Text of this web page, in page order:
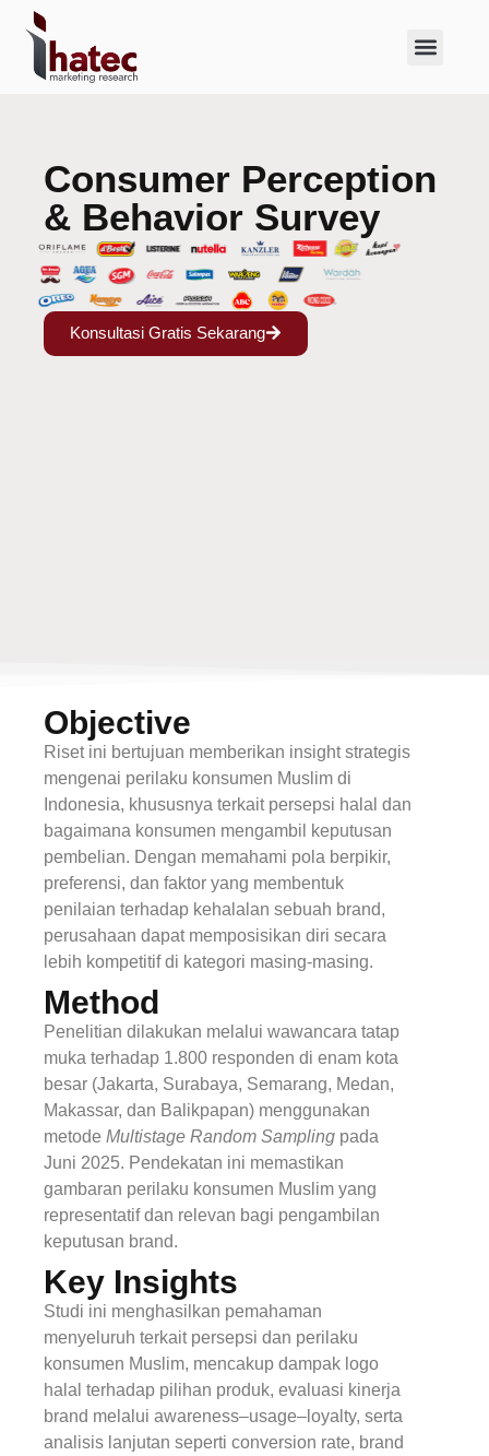
Consumer Perception
& Behavior Survey
Konsultasi Gratis Sekarang
Objective
Riset ini bertujuan memberikan insight strategis
mengenai perilaku konsumen Muslim di
Indonesia, khususnya terkait persepsi halal dan
bagaimana konsumen mengambil keputusan
pembelian. Dengan memahami pola berpikir,
preferensi, dan faktor yang membentuk
penilaian terhadap kehalalan sebuah brand,
perusahaan dapat memposisikan diri secara
lebih kompetitif di kategori masing‑masing.
Method
Penelitian dilakukan melalui wawancara tatap
muka terhadap 1.800 responden di enam kota
besar (Jakarta, Surabaya, Semarang, Medan,
Makassar, dan Balikpapan) menggunakan
metode Multistage Random Sampling pada
Juni 2025. Pendekatan ini memastikan
gambaran perilaku konsumen Muslim yang
representatif dan relevan bagi pengambilan
keputusan brand.
Key Insights
Studi ini menghasilkan pemahaman
menyeluruh terkait persepsi dan perilaku
konsumen Muslim, mencakup dampak logo
halal terhadap pilihan produk, evaluasi kinerja
brand melalui awareness–usage–loyalty, serta
analisis lanjutan seperti conversion rate, brand